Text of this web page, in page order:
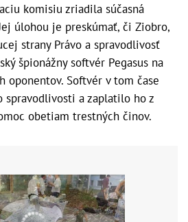
komisiu zriadila súčasná
úlohou je preskúmať, či Ziobro,
strany Právo a spravodlivosť
špionážny softvér Pegasus na
oponentov. Softvér v tom čase
a zaplatilo ho z
obetiam trestných činov.